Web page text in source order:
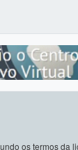
os termos da